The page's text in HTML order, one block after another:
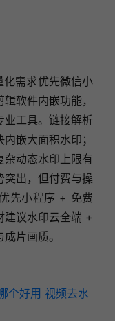
需求优先微信小
软件内嵌功能，
业工具。链接解析
嵌大面积水印；
杂动态水印上限有
突出，但付费与操
先小程序 + 免费
建议水印云全端 +
片画质。
个好用 视频去水